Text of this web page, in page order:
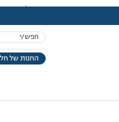
Search
for:החנות של
עמוד הבית>דיונים>פורום>שאלה